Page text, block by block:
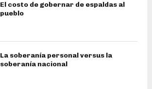
El costo de gobernar de espaldas al
pueblo
La soberanía personal versus la
soberanía nacional